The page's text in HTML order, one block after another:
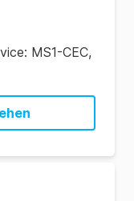
MS1-CEC,